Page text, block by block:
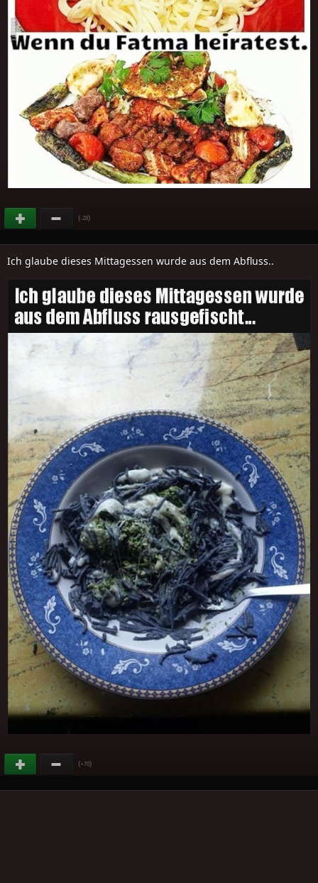
(-28)
Ich glaube dieses Mittagessen wurde aus dem Abfluss..
(+70)